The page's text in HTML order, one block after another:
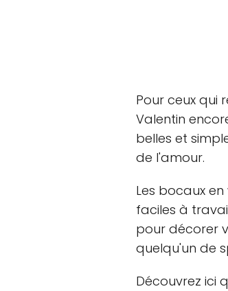
Pour ceux qui
Valentin
belles et
de l'amour.
Les bocaux
faciles à
pour décorer
quelqu'un de
Découvrez ici